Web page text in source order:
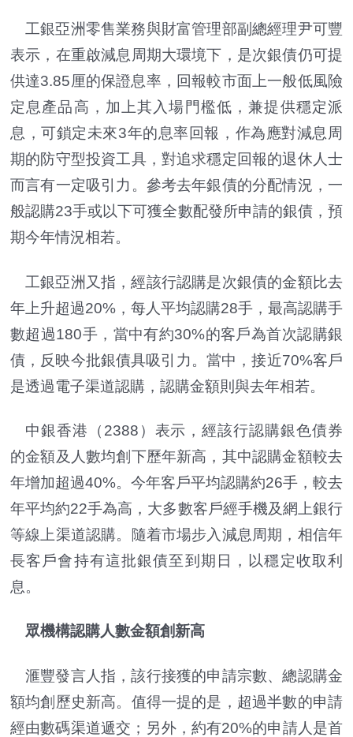
工銀亞洲零售業務與財富管理部副總經理尹可豐
表示，在重啟減息周期大環境下，是次銀債仍可提
供達3.85厘的保證息率，回報較市面上一般低風險
定息產品高，加上其入場門檻低，兼提供穩定派
息，可鎖定未來3年的息率回報，作為應對減息周
期的防守型投資工具，對追求穩定回報的退休人士
而言有一定吸引力。參考去年銀債的分配情況，一
般認購23手或以下可獲全數配發所申請的銀債，預
期今年情況相若。
工銀亞洲又指，經該行認購是次銀債的金額比去
年上升超過20%，每人平均認購28手，最高認購手
數超過180手，當中有約30%的客戶為首次認購銀
債，反映今批銀債具吸引力。當中，接近70%客戶
是透過電子渠道認購，認購金額則與去年相若。
中銀香港（2388）表示，經該行認購銀色債券
的金額及人數均創下歷年新高，其中認購金額較去
年增加超過40%。今年客戶平均認購約26手，較去
年平均約22手為高，大多數客戶經手機及網上銀行
等線上渠道認購。隨着市場步入減息周期，相信年
長客戶會持有這批銀債至到期日，以穩定收取利
息。
眾機構認購人數金額創新高
滙豐發言人指，該行接獲的申請宗數、總認購金
額均創歷史新高。值得一提的是，超過半數的申請
經由數碼渠道遞交；另外，約有20%的申請人是首